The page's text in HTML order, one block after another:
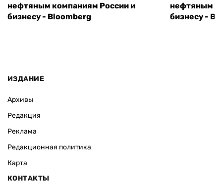
нефтяным компаниям России и
бизнесу - Bloomberg
нефтяным
бизнесу -
ИЗДАНИЕ
Архивы
Редакция
Реклама
Редакционная политика
Карта
КОНТАКТЫ